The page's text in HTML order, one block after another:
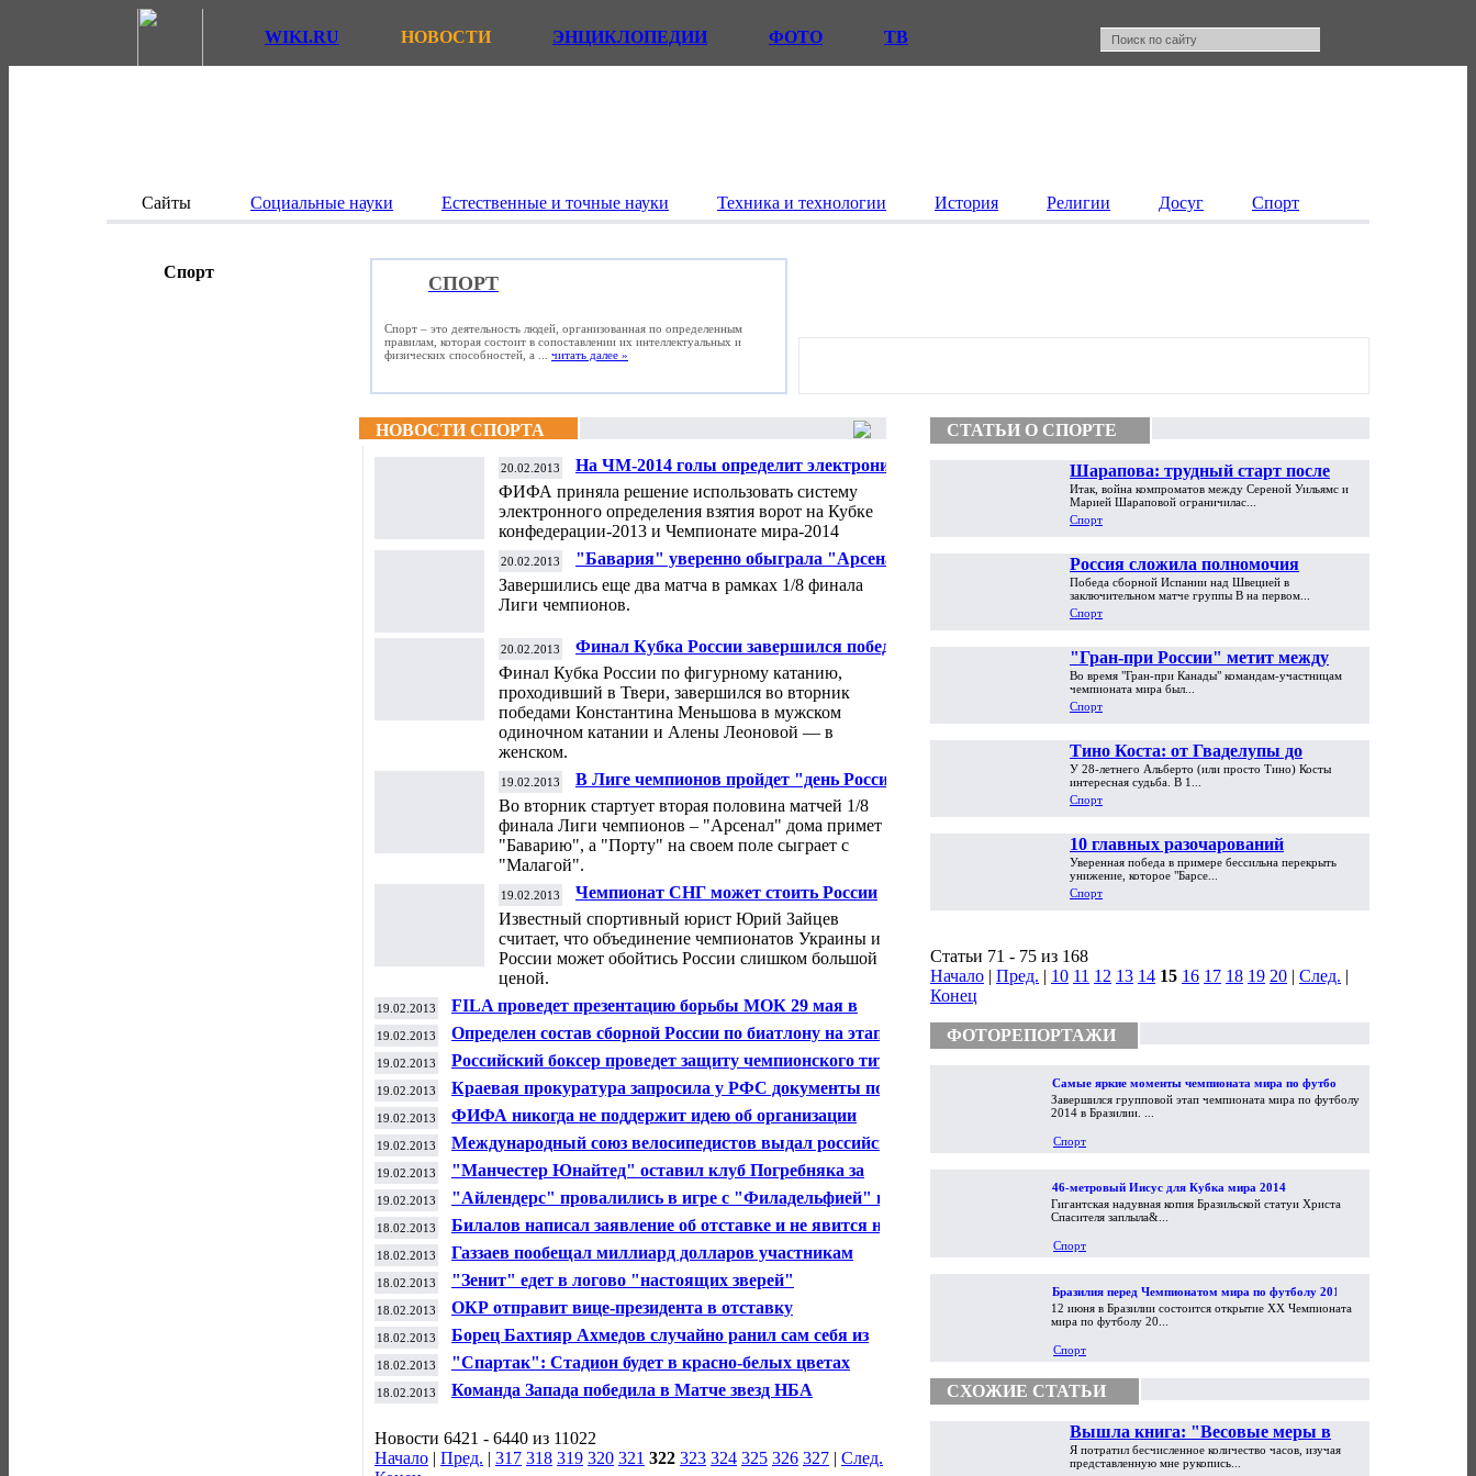
WIKI.RU НОВОСТИ ЭНЦИКЛОПЕДИИ ФОТО ТВ
Сайты Социальные науки Естественные и точные науки Техника и технологии История Религии Досуг Спорт
Спорт
СПОРТ
Спорт – это деятельность людей, организованная по определенным
правилам, которая состоит в сопоставлении их интеллектуальных и
физических способностей, а ... читать далее »
НОВОСТИ СПОРТА
20.02.2013
На ЧМ-2014 голы определит электроника
ФИФА приняла решение использовать систему
электронного определения взятия ворот на Кубке
конфедерации-2013 и Чемпионате мира-2014
20.02.2013
"Бавария" уверенно обыграла "Арсенал"
в Лондоне, "Порту" победил дома
"Малагу"
Завершились еще два матча в рамках 1/8 финала
Лиги чемпионов.
20.02.2013
Финал Кубка России завершился победами
фигуристов Меньшова и Леоновой
Финал Кубка России по фигурному катанию,
проходивший в Твери, завершился во вторник
победами Константина Меньшова в мужском
одиночном катании и Алены Леоновой — в
женском.
19.02.2013
В Лиге чемпионов пройдет "день России"
Во вторник стартует вторая половина матчей 1/8
финала Лиги чемпионов – "Арсенал" дома примет
"Баварию", а "Порту" на своем поле сыграет с
"Малагой".
19.02.2013
Чемпионат СНГ может стоить России
Чемпионата мира
Известный спортивный юрист Юрий Зайцев
считает, что объединение чемпионатов Украины и
России может обойтись России слишком большой
ценой.
19.02.2013
FILA проведет презентацию борьбы МОК 29 мая в
Петербурге - Мамиашвили
19.02.2013
Определен состав сборной России по биатлону на этап
Кубка мира в Сочи
19.02.2013 Российский боксер проведет защиту чемпионского титула
19.02.2013
Краевая прокуратура запросила у РФС документы по игре
"Амкар" - "Анжи"
19.02.2013
ФИФА никогда не поддержит идею об организации
чемпионата СНГ
19.02.2013
Международный союз велосипедистов выдал российской
команде "Катюша" лицензию Мирового тура
19.02.2013
"Манчестер Юнайтед" оставил клуб Погребняка за
бортом Кубка Англии
19.02.2013
"Айлендерс" провалились в игре с "Филадельфией" и
другие матчи НХЛ
18.02.2013
Билалов написал заявление об отставке и не явится на
исполком ОКР
18.02.2013
Газзаев пообещал миллиард долларов участникам
объединенного чемпионата
18.02.2013 "Зенит" едет в логово "настоящих зверей"
18.02.2013 ОКР отправит вице-президента в отставку
18.02.2013
Борец Бахтияр Ахмедов случайно ранил сам себя из
пистолета
18.02.2013 "Спартак": Стадион будет в красно-белых цветах
18.02.2013 Команда Запада победила в Матче звезд НБА
Новости 6421 - 6440 из 11022
Начало | Пред. | 317 318 319 320 321 322 323 324 325 326 327 | След.
СТАТЬИ О СПОРТЕ
Шарапова: трудный старт после
войны компроматов
Итак, война компроматов между Сереной Уильямс и
Марией Шараповой ограничилас...
Спорт
Россия сложила полномочия
чемпионок Европы
Победа сборной Испании над Швецией в
заключительном матче группы В на первом...
Спорт
"Гран-при России" метит между
Дели и Абу-Даби
Во время "Гран-при Канады" командам-участницам
чемпионата мира был...
Спорт
Тино Коста: от Гваделупы до
"Спартака"
У 28-летнего Альберто (или просто Тино) Косты
интересная судьба. В 1...
Спорт
10 главных разочарований
евросезона
Уверенная победа в примере бессильна перекрыть
унижение, которое "Барсе...
Спорт
Статьи 71 - 75 из 168
Начало | Пред. | 10 11 12 13 14 15 16 17 18 19 20 | След. |
Конец
ФОТОРЕПОРТАЖИ
Самые яркие моменты чемпионата мира по футболу
2014
Завершился групповой этап чемпионата мира по футболу
2014 в Бразилии. ...
Спорт
46-метровый Иисус для Кубка мира 2014
Гигантская надувная копия Бразильской статуи Христа
Спасителя заплыла&...
Спорт
Бразилия перед Чемпионатом мира по футболу 2014
12 июня в Бразилии состоится открытие XX Чемпионата
мира по футболу 20...
Спорт
СХОЖИЕ СТАТЬИ
Вышла книга: "Весовые меры в
торговой практике Античности и
Я потратил бесчисленное количество часов, изучая
представленную мне рукопись...